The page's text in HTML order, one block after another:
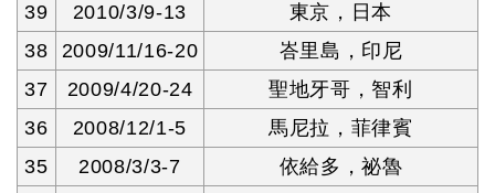
39
2010/3/9-13
東京，日本
38
2009/11/16-20
峇里島，印尼
37
2009/4/20-24
聖地牙哥，智利
36
2008/12/1-5
馬尼拉，菲律賓
35
2008/3/3-7
依給多，祕魯